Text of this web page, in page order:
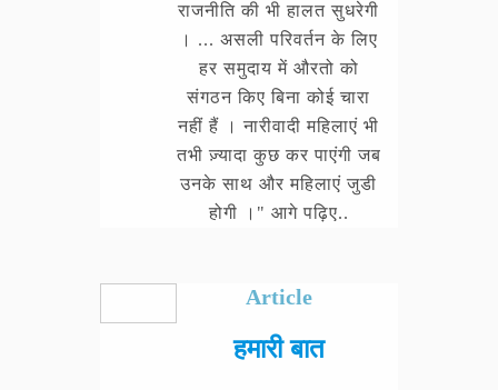
राजनीति की भी हालत सुधरेगी
। ... असली परिवर्तन के लिए
हर समुदाय में औरतो को
संगठन किए बिना कोई चारा
नहीं हैं । नारीवादी महिलाएं भी
तभी ज़्यादा कुछ कर पाएंगी जब
उनके साथ और महिलाएं जुडी
होगी ।" आगे पढ़िए..
Article
हमारी बात